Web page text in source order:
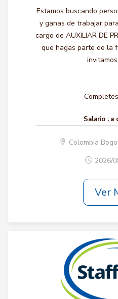
Estamos buscando
y ganas de trabajar
cargo de AUXILIAR DE
que hagas parte de la
-
Salario : a
Colombia
2026/
Ver